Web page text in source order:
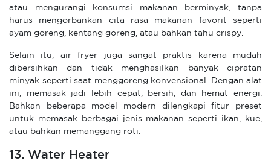
atau mengurangi konsumsi makanan berminyak, tanpa
harus mengorbankan cita rasa makanan favorit seperti
ayam goreng, kentang goreng, atau bahkan tahu crispy.
Selain itu, air fryer juga sangat praktis karena mudah
dibersihkan dan tidak menghasilkan banyak cipratan
minyak seperti saat menggoreng konvensional. Dengan alat
ini, memasak jadi lebih cepat, bersih, dan hemat energi.
Bahkan beberapa model modern dilengkapi fitur preset
untuk memasak berbagai jenis makanan seperti ikan, kue,
atau bahkan memanggang roti.
13. Water Heater